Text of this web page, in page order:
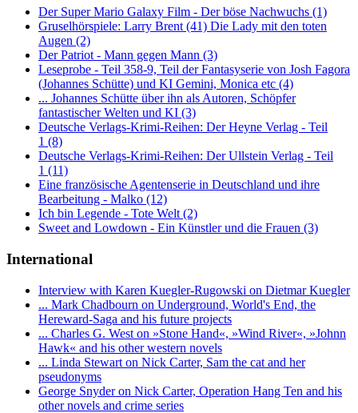
Der Super Mario Galaxy Film - Der böse Nachwuchs (1)
Gruselhörspiele: Larry Brent (41) Die Lady mit den toten
Augen (2)
Der Patriot - Mann gegen Mann (3)
Leseprobe - Teil 358-9, Teil der Fantasyserie von Josh Fagora
(Johannes Schütte) und KI Gemini, Monica etc (4)
... Johannes Schütte über ihn als Autoren, Schöpfer
fantastischer Welten und KI (3)
Deutsche Verlags-Krimi-Reihen: Der Heyne Verlag - Teil
1 (8)
Deutsche Verlags-Krimi-Reihen: Der Ullstein Verlag - Teil
1 (11)
Eine französische Agentenserie in Deutschland und ihre
Bearbeitung - Malko (12)
Ich bin Legende - Tote Welt (2)
Sweet and Lowdown - Ein Künstler und die Frauen (3)
International
Interview with Karen Kuegler-Rugowski on Dietmar Kuegler
... Mark Chadbourn on Underground, World's End, the
Hereward-Saga and his future projects
... Charles G. West on »Stone Hand«, »Wind River«, »Johnn
Hawk« and his other western novels
... Linda Stewart on Nick Carter, Sam the cat and her
pseudonyms
George Snyder on Nick Carter, Operation Hang Ten and his
other novels and crime series